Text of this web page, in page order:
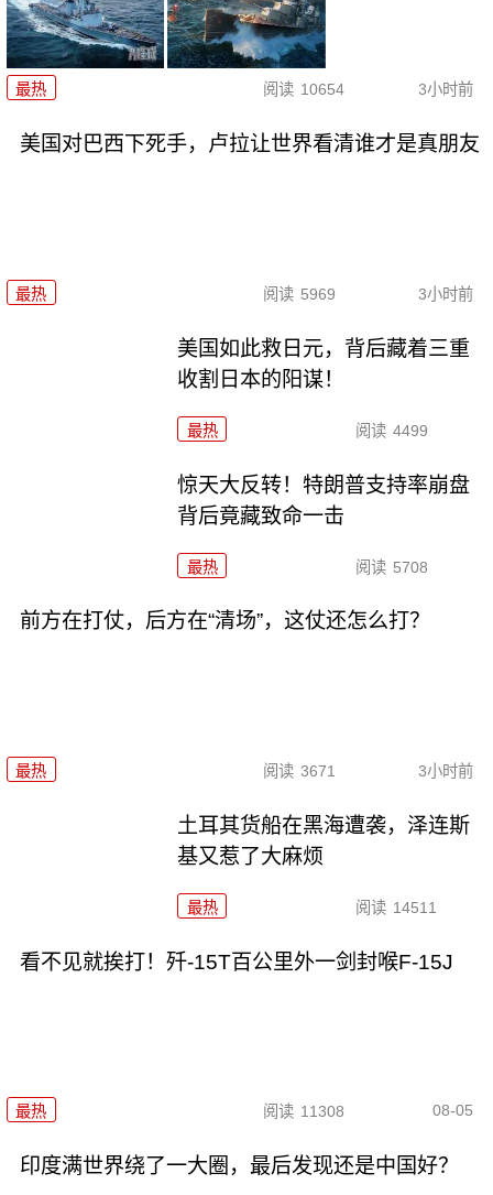
最热 阅读 10654 3小时前
美国对巴西下死手，卢拉让世界看清谁才是真朋友
最热 阅读 5969 3小时前
美国如此救日元，背后藏着三重
收割日本的阳谋！
最热 阅读 4499
惊天大反转！特朗普支持率崩盘
背后竟藏致命一击
最热 阅读 5708
前方在打仗，后方在“清场”，这仗还怎么打？
最热 阅读 3671 3小时前
土耳其货船在黑海遭袭，泽连斯
基又惹了大麻烦
最热 阅读 14511
看不见就挨打！歼-15T百公里外一剑封喉F-15J
最热 阅读 11308 08-05
印度满世界绕了一大圈，最后发现还是中国好？